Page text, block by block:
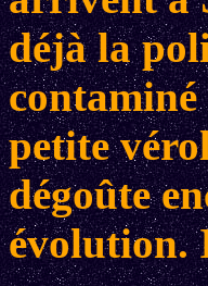
déjà la
petite
dégoûte
évolution.